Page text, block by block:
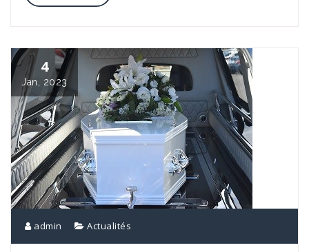
4
Jan, 2023
admin Actualités